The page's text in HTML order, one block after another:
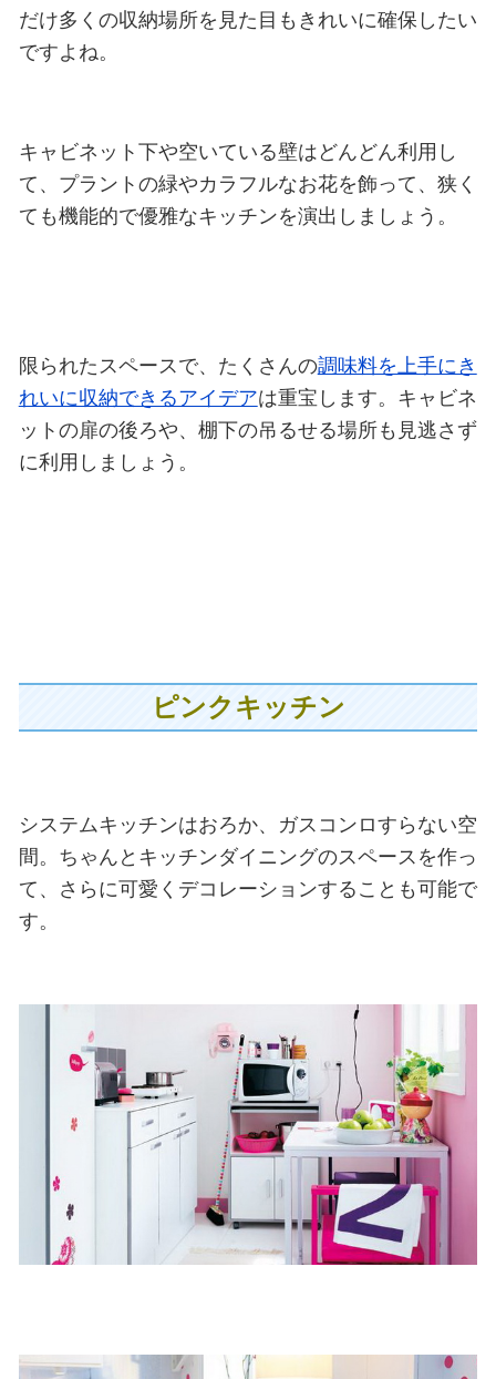
だけ多くの収納場所を見た目もきれいに確保したい
ですよね。
キャビネット下や空いている壁はどんどん利用し
て、プラントの緑やカラフルなお花を飾って、狭く
ても機能的で優雅なキッチンを演出しましょう。
限られたスペースで、たくさんの調味料を上手にき
れいに収納できるアイデアは重宝します。キャビネ
ットの扉の後ろや、棚下の吊るせる場所も見逃さず
に利用しましょう。
ピンクキッチン
システムキッチンはおろか、ガスコンロすらない空
間。ちゃんとキッチンダイニングのスペースを作っ
て、さらに可愛くデコレーションすることも可能で
す。